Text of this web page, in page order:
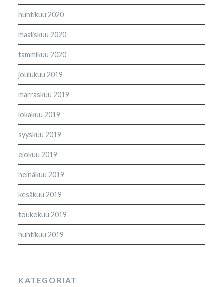
huhtikuu 2020
maaliskuu 2020
tammikuu 2020
joulukuu 2019
marraskuu 2019
lokakuu 2019
syyskuu 2019
elokuu 2019
heinäkuu 2019
kesäkuu 2019
toukokuu 2019
huhtikuu 2019
KATEGORIAT